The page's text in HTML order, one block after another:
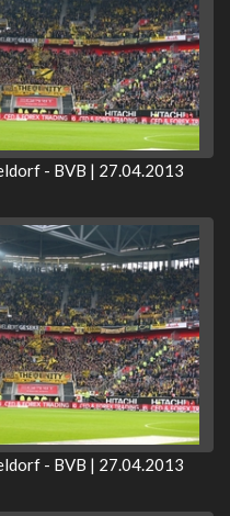
- BVB | 27.04.2013
- BVB | 27.04.2013